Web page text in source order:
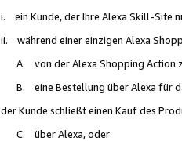
i. ein Kunde, der Ihre Alexa Skill-Site
ii. während einer einzigen Alexa
A. von der Alexa Shopping Action
B. eine Bestellung über Alexa für
der Kunde schließt einen Kauf des
C. über Alexa, oder